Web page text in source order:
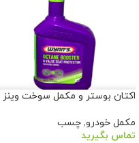
اکتان بوستر و مکمل سوخت وینز
مکمل خودرو, چسب
تماس بگیرید